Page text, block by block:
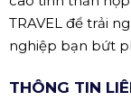
TRAVEL để trải
nghiệp bạn bứt
THÔNG TIN